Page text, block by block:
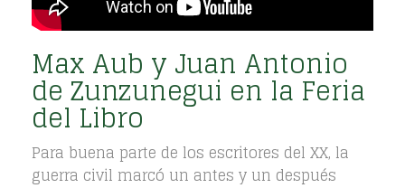
Max Aub y Juan Antonio
de Zunzunegui en la Feria
del Libro
Para buena parte de los escritores del XX, la
guerra civil marcó un antes y un después